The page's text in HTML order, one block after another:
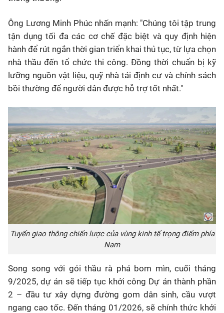
Ông Lương Minh Phúc nhấn mạnh: "Chúng tôi tập trung
tận dụng tối đa các cơ chế đặc biệt và quy định hiện
hành để rút ngắn thời gian triển khai thủ tục, từ lựa chọn
nhà thầu đến tổ chức thi công. Đồng thời chuẩn bị kỹ
lưỡng nguồn vật liệu, quỹ nhà tái định cư và chính sách
bồi thường để người dân được hỗ trợ tốt nhất."
Tuyến giao thông chiến lược của vùng kinh tế trọng điểm phía
Nam
Song song với gói thầu rà phá bom mìn, cuối tháng
9/2025, dự án sẽ tiếp tục khởi công Dự án thành phần
2 – đầu tư xây dựng đường gom dân sinh, cầu vượt
ngang cao tốc. Đến tháng 01/2026, sẽ chính thức khởi